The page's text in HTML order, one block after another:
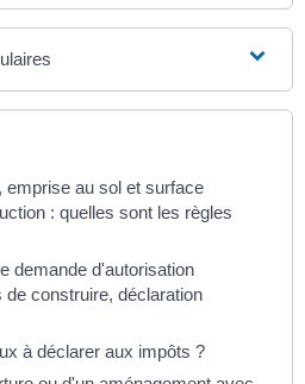
emprise au sol et surface
: quelles sont les règles
demande d'autorisation
construire, déclaration
à déclarer aux impôts ?